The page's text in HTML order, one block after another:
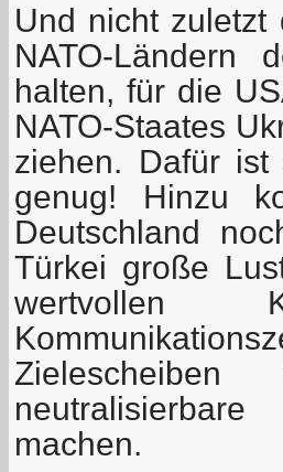
Und nicht
NATO-Ländern
halten, für die
NATO-Staates
ziehen. Dafür
genug! Hinzu
Deutschland
Türkei große
wertvollen
machen.